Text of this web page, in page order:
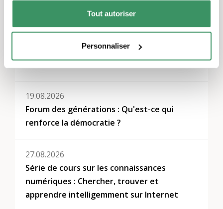
Tout autoriser
Personnaliser
Rencontre avec Roland Reichenbach
19.08.2026
Forum des générations : Qu'est-ce qui
renforce la démocratie ?
27.08.2026
Série de cours sur les connaissances
numériques : Chercher, trouver et
apprendre intelligemment sur Internet